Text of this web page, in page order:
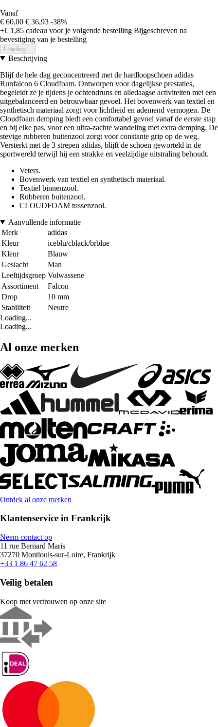
Vanaf
€ 60,00 € 36,93 -38%
+€ 1,85 cadeau voor je volgende bestelling Bijgeschreven na
bevestiging van je bestelling
Loading...
Beschrijving
Blijf de hele dag geconcentreerd met de hardloopschoen adidas
Runfalcon 6 Cloudfoam. Ontworpen voor dagelijkse prestaties,
begeleidt ze je tijdens je ochtendruns en alledaagse activiteiten met een
uitgebalanceerd en betrouwbaar gevoel. Het bovenwerk van textiel en
synthetisch materiaal zorgt voor lichtheid en ademend vermogen. De
Cloudfoam demping biedt een comfortabel gevoel vanaf de eerste stap
en bij elke pas, voor een ultra-zachte wandeling met extra demping. De
stevige rubberen buitenzool zorgt voor constante grip op de weg.
Versterkt met de 3 strepen adidas, blijft de schoen geworteld in de
sportwereld terwijl hij een strakke en veelzijdige uitstraling behoudt.
Veters.
Bovenwerk van textiel en synthetisch materiaal.
Textiel binnenzool.
Rubberen buitenzool.
CLOUDFOAM tussenzool.
Aanvullende informatie
Merk
adidas
Kleur
iceblu/cblack/brblue
Kleur
Blauw
Geslacht
Man
Leeftijdsgroep Volwassene
Assortiment
Falcon
Drop
10 mm
Stabiliteit
Neutre
Loading...
Loading...
Al onze merken
Ontdek al onze merken
Klantenservice in Frankrijk
Neem contact op
11 rue Bernard Maris
37270 Montlouis-sur-Loire, Frankrijk
+33 1 86 47 62 58
Veilig betalen
Koop met vertrouwen op onze site